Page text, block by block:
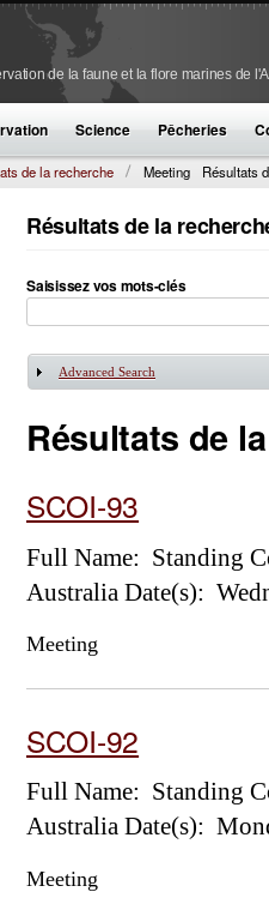
de la faune et la flore marines de
Science Pêcheries
de la recherche Meeting Résultats
Résultats de la
Saisissez vos mots-clés
Afficher
Advanced Search
Résultats de
SCOI-93
Full Name: Standing
Australia Date(s):
Meeting
SCOI-92
Full Name: Standing
Australia Date(s):
Meeting